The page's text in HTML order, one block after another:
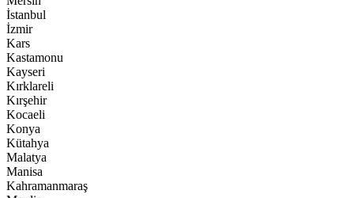
İstanbul
İzmir
Kars
Kastamonu
Kayseri
Kırklareli
Kırşehir
Kocaeli
Konya
Kütahya
Malatya
Manisa
Kahramanmaraş